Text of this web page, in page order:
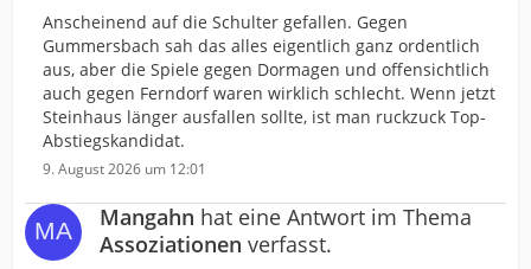
Anscheinend auf die Schulter gefallen. Gegen
Gummersbach sah das alles eigentlich ganz ordentlich
aus, aber die Spiele gegen Dormagen und offensichtlich
auch gegen Ferndorf waren wirklich schlecht. Wenn jetzt
Steinhaus länger ausfallen sollte, ist man ruckzuck Top-
Abstiegskandidat.
9. August 2026 um 12:01
Mangahn hat eine Antwort im Thema
Assoziationen verfasst.